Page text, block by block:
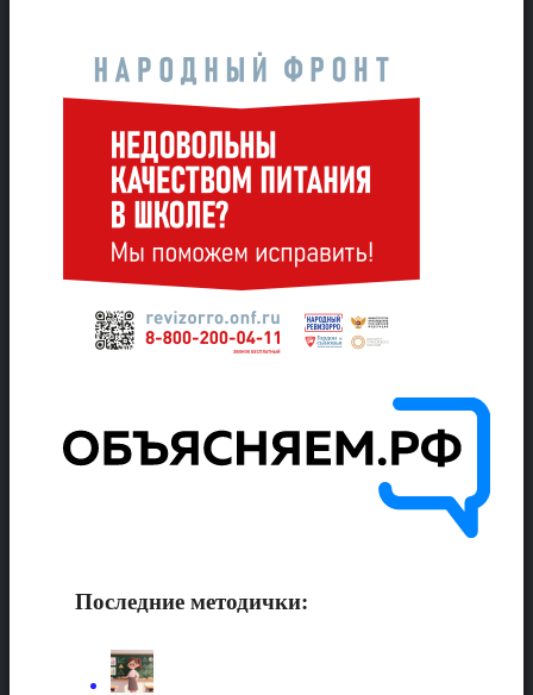
Последние методички: